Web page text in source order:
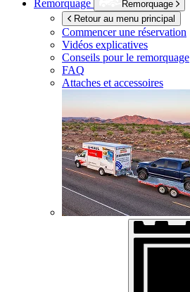
Remorquage
Remorquage
Retour au menu principal
Commencer une réservation
Vidéos explicatives
Conseils pour le remorquage
FAQ
Attaches et accessoires